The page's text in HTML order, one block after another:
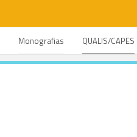
Monografias QUALIS/CAPES